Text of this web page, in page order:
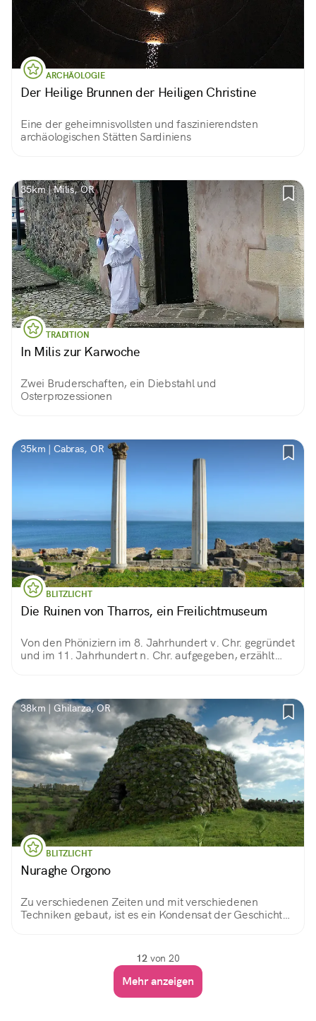
ARCHÄOLOGIE
Der Heilige Brunnen der Heiligen Christine
Eine der geheimnisvollsten und faszinierendsten
archäologischen Stätten Sardiniens
35km | Milis, OR
TRADITION
In Milis zur Karwoche
Zwei Bruderschaften, ein Diebstahl und
Osterprozessionen
35km | Cabras, OR
BLITZLICHT
Die Ruinen von Tharros, ein Freilichtmuseum
Von den Phöniziern im 8. Jahrhundert v. Chr. gegründet
und im 11. Jahrhundert n. Chr. aufgegeben, erzählt
38km | Ghilarza, OR
BLITZLICHT
Nuraghe Orgono
Zu verschiedenen Zeiten und mit verschiedenen
Techniken gebaut, ist es ein Kondensat der Geschichte
Außennische. Und eine spektakuläre Aussicht.
12von 20
Mehr anzeigen